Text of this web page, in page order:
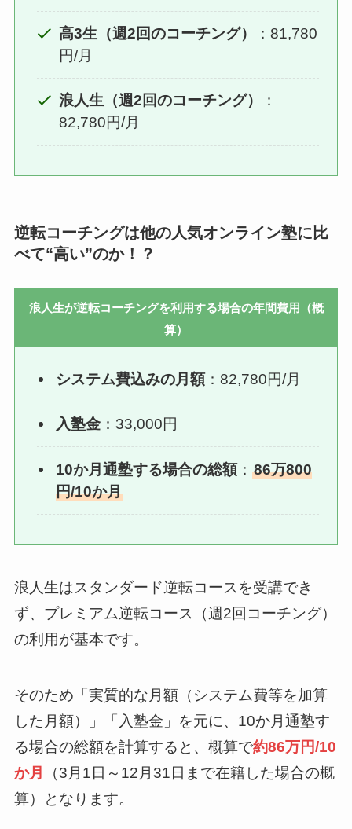
高3生（週2回のコーチング）
：81,780
円/月
浪人生（週2回のコーチング）
：
82,780円/月
逆転コーチングは他の人気オンライン塾に比
べて“高い”のか！？
浪人生が逆転コーチングを利用する場合の年間費用（概
算）
システム費込みの月額：82,780円/月
入塾金：33,000円
10か月通塾する場合の総額： 86万800
円/10か月
浪人生はスタンダード逆転コースを受講でき
ず、プレミアム逆転コース（週2回コーチング）
の利用が基本です。
そのため「実質的な月額（システム費等を加算
した月額）」「入塾金」を元に、10か月通塾す
る場合の総額を計算すると、概算で約86万円/10
か月
（3月1日～12月31日まで在籍した場合の概
算）となります。